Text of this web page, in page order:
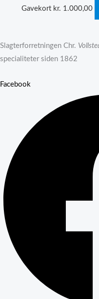
Gavekort kr. 1.000,00
Slagterforretningen Chr.
specialiteter siden 1862
Facebook